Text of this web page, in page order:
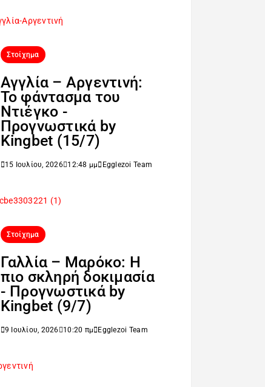
Στοίχημα
Αγγλία – Αργεντινή:
Το φάντασμα του
Ντιέγκο -
Προγνωστικά by
Kingbet (15/7)
15 Ιουλίου, 2026 12:48 μμ Egglezoi Team
Στοίχημα
Γαλλία – Μαρόκο: Η
πιο σκληρή δοκιμασία
- Προγνωστικά by
Kingbet (9/7)
9 Ιουλίου, 2026 10:20 πμ Egglezoi Team